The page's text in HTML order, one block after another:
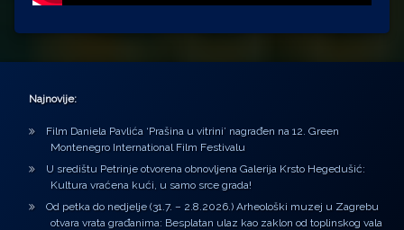
Najnovije:
Film Daniela Pavlića ‘Prašina u vitrini’ nagrađen na 12. Green
Montenegro International Film Festivalu
U središtu Petrinje otvorena obnovljena Galerija Krsto Hegedušić:
Kultura vraćena kući, u samo srce grada!
Od petka do nedjelje (31.7. – 2.8.2026.) Arheološki muzej u Zagrebu
otvara vrata građanima: Besplatan ulaz kao zaklon od toplinskog vala